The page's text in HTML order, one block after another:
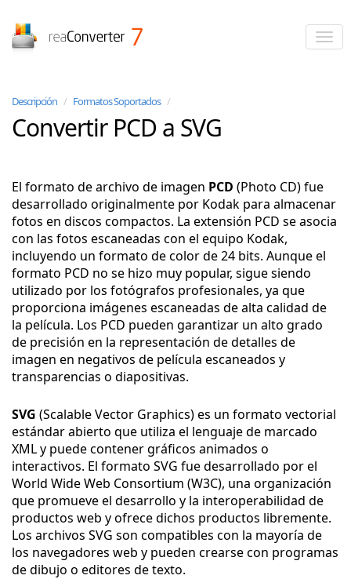
Descripción / Formatos Soportados /
Convertir PCD a SVG
El formato de archivo de imagen PCD (Photo CD) fue
desarrollado originalmente por Kodak para almacenar
fotos en discos compactos. La extensión PCD se asocia
con las fotos escaneadas con el equipo Kodak,
incluyendo un formato de color de 24 bits. Aunque el
formato PCD no se hizo muy popular, sigue siendo
utilizado por los fotógrafos profesionales, ya que
proporciona imágenes escaneadas de alta calidad de
la película. Los PCD pueden garantizar un alto grado
de precisión en la representación de detalles de
imagen en negativos de película escaneados y
transparencias o diapositivas.
SVG (Scalable Vector Graphics) es un formato vectorial
estándar abierto que utiliza el lenguaje de marcado
XML y puede contener gráficos animados o
interactivos. El formato SVG fue desarrollado por el
World Wide Web Consortium (W3C), una organización
que promueve el desarrollo y la interoperabilidad de
productos web y ofrece dichos productos libremente.
Los archivos SVG son compatibles con la mayoría de
los navegadores web y pueden crearse con programas
de dibujo o editores de texto.